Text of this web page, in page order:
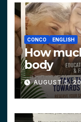
CONCO ENGLISH
How
body
AUGUST 5,